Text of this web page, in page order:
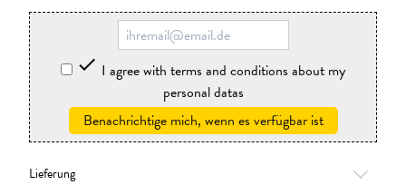
 I agree with terms and conditions about my
personal datas
Benachrichtige mich, wenn es verfügbar ist
Lieferung